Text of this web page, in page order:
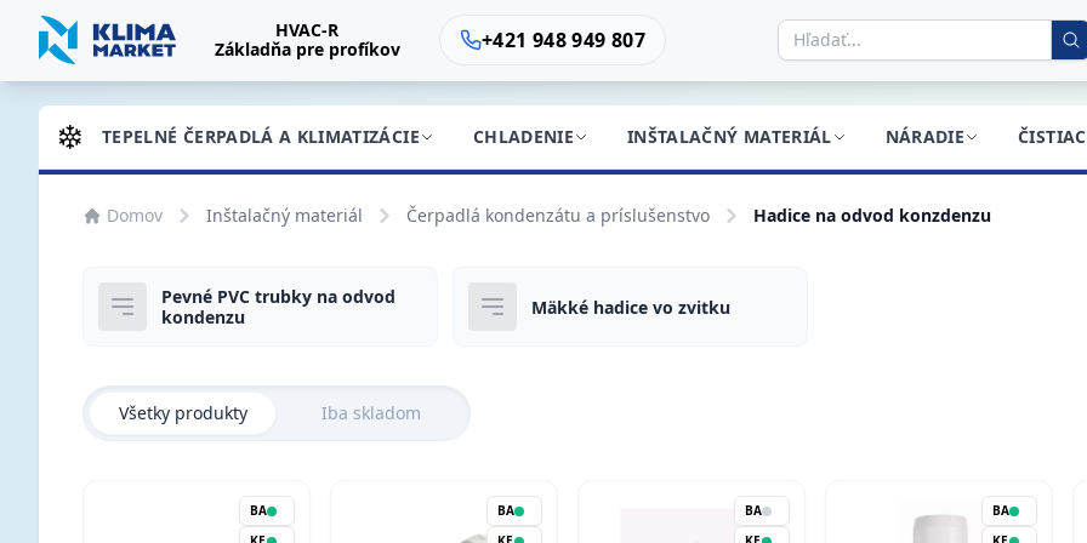
HVAC-R
Základňa pre profíkov
+421 948 949 807
TEPELNÉ ČERPADLÁ A KLIMATIZÁCIE CHLADENIE INŠTALAČNÝ MATERIÁL NÁRADIE
Domov Inštalačný materiál Čerpadlá kondenzátu a príslušenstvo Hadice na odvod konzdenzu
Pevné PVC trubky na odvod
kondenzu
Mäkké hadice vo zvitku
Všetky produkty Iba skladom
BA
BA
BA
BA